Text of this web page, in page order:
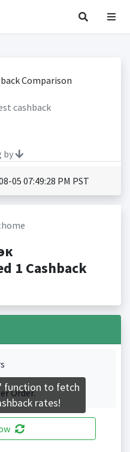
cashback
by
05 07:49:28 PM PST
1 Cashback
Order.
function to fetch
rates!